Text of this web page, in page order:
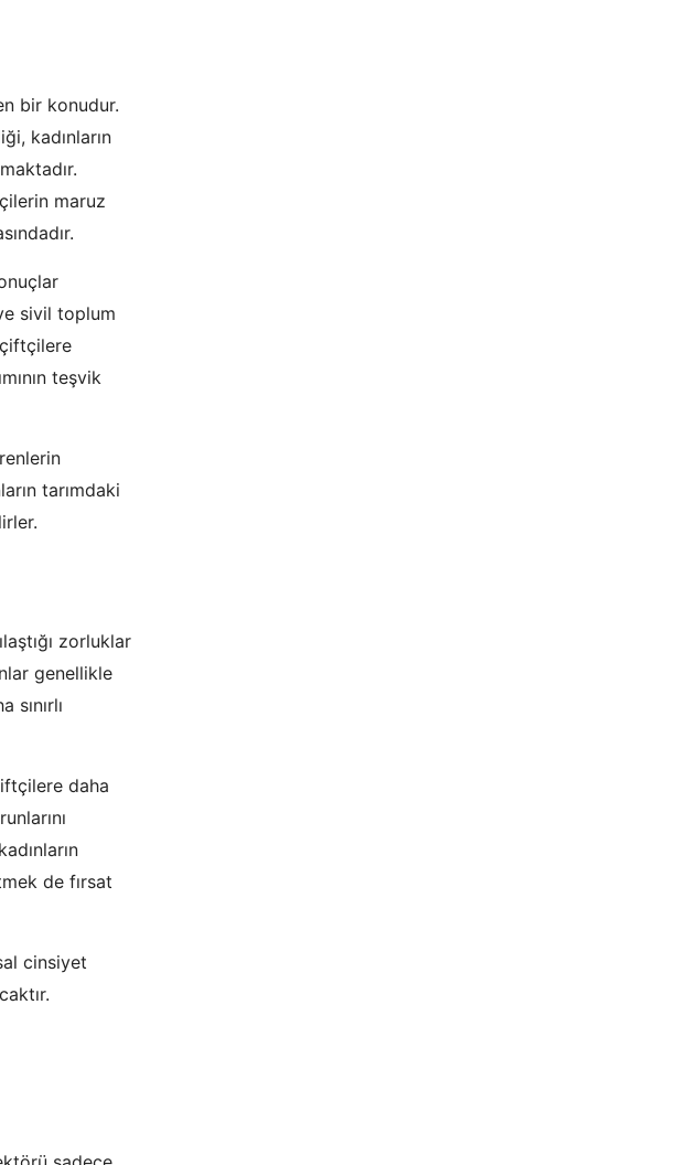
bir konudur.
kadınların
maruz
sivil toplum
teşvik
tarımdaki
zorluklar
genellikle
daha
de fırsat
cinsiyet